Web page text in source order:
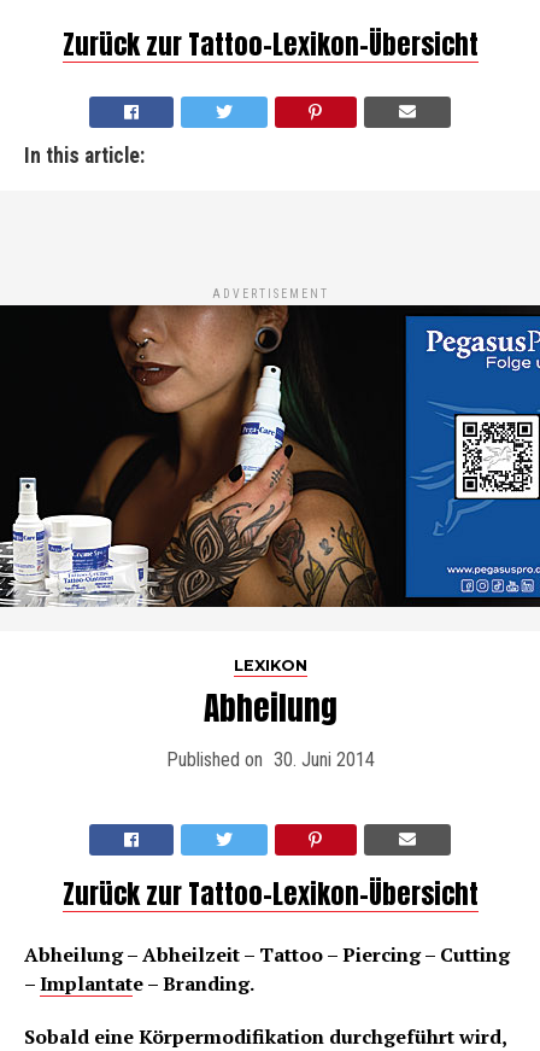
Zurück zur Tattoo-Lexikon-Übersicht
In this article:
ADVERTISEMENT
LEXIKON
Abheilung
Published on 30. Juni 2014
Zurück zur Tattoo-Lexikon-Übersicht
Abheilung – Abheilzeit – Tattoo – Piercing – Cutting
–Implantate – Branding.
Sobald eine Körpermodifikation durchgeführt wird,